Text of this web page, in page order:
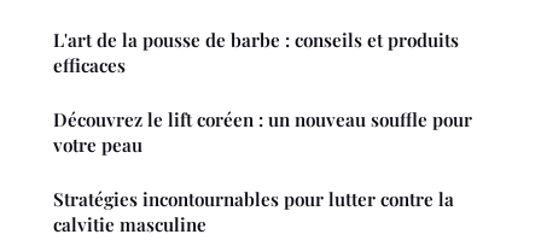
L'art de la pousse de barbe : conseils et produits
efficaces
Découvrez le lift coréen : un nouveau souffle pour
votre peau
Stratégies incontournables pour lutter contre la
calvitie masculine